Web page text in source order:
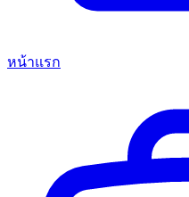
หน้าแรก